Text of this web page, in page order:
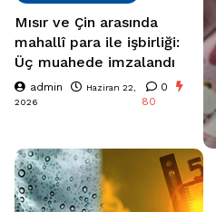
Mısır ve Çin arasında
mahallî para ile işbirliği:
Üç muahede imzalandı
admin
Haziran 22,
2026
0
80